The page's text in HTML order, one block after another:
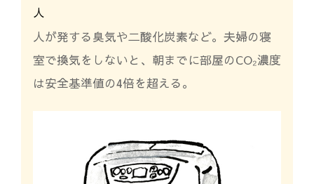
人
人が発する臭気や二酸化炭素など。夫婦の寝
室で換気をしないと、朝までに部屋のCO₂濃度
は安全基準値の4倍を超える。